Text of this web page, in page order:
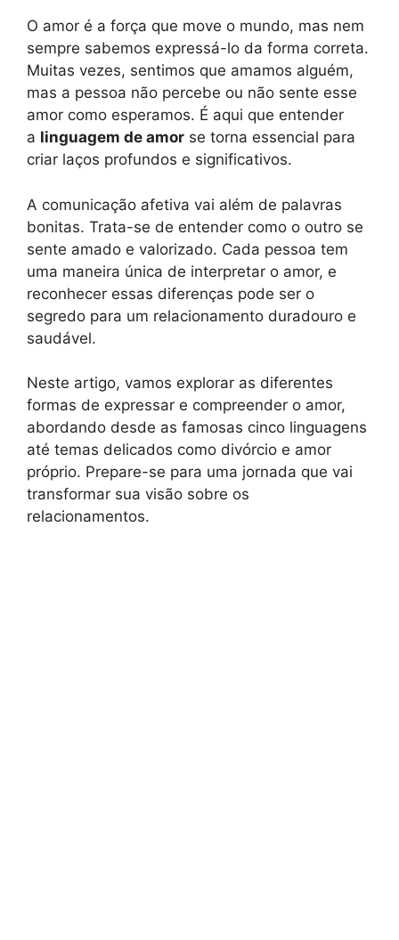
O amor é a força que move o mundo, mas nem
sempre sabemos expressá-lo da forma correta.
Muitas vezes, sentimos que amamos alguém,
mas a pessoa não percebe ou não sente esse
amor como esperamos. É aqui que entender
a linguagem de amor se torna essencial para
criar laços profundos e significativos.
A comunicação afetiva vai além de palavras
bonitas. Trata-se de entender como o outro se
sente amado e valorizado. Cada pessoa tem
uma maneira única de interpretar o amor, e
reconhecer essas diferenças pode ser o
segredo para um relacionamento duradouro e
saudável.
Neste artigo, vamos explorar as diferentes
formas de expressar e compreender o amor,
abordando desde as famosas cinco linguagens
até temas delicados como divórcio e amor
próprio. Prepare-se para uma jornada que vai
transformar sua visão sobre os
relacionamentos.